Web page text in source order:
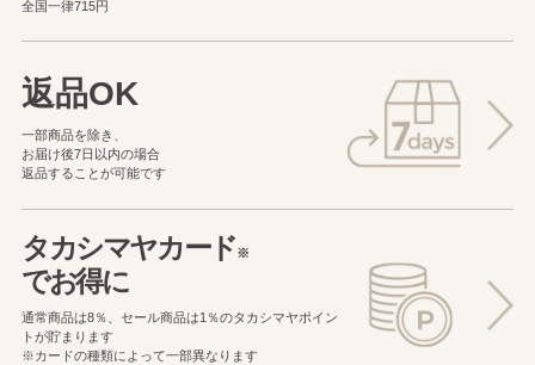
全国一律715円
返品OK
一部商品を除き、
お届け後7日以内の場合
返品することが可能です
タカシマヤカード※
でお得に
通常商品は8％、セール商品は1％のタカシマヤポイン
トが貯まります
※カードの種類によって一部異なります